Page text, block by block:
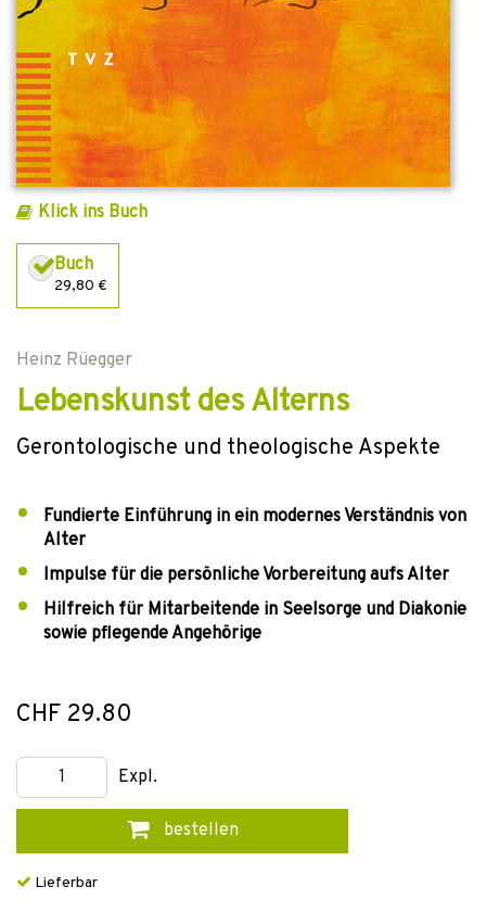
Klick ins Buch
Buch
29,80 €
Heinz Rüegger
Lebenskunst des Alterns
Gerontologische und theologische Aspekte
Fundierte Einführung in ein modernes Verständnis von
Alter
Impulse für die persönliche Vorbereitung aufs Alter
Hilfreich für Mitarbeitende in Seelsorge und Diakonie
sowie pflegende Angehörige
CHF 29.80
Expl.
bestellen
Lieferbar